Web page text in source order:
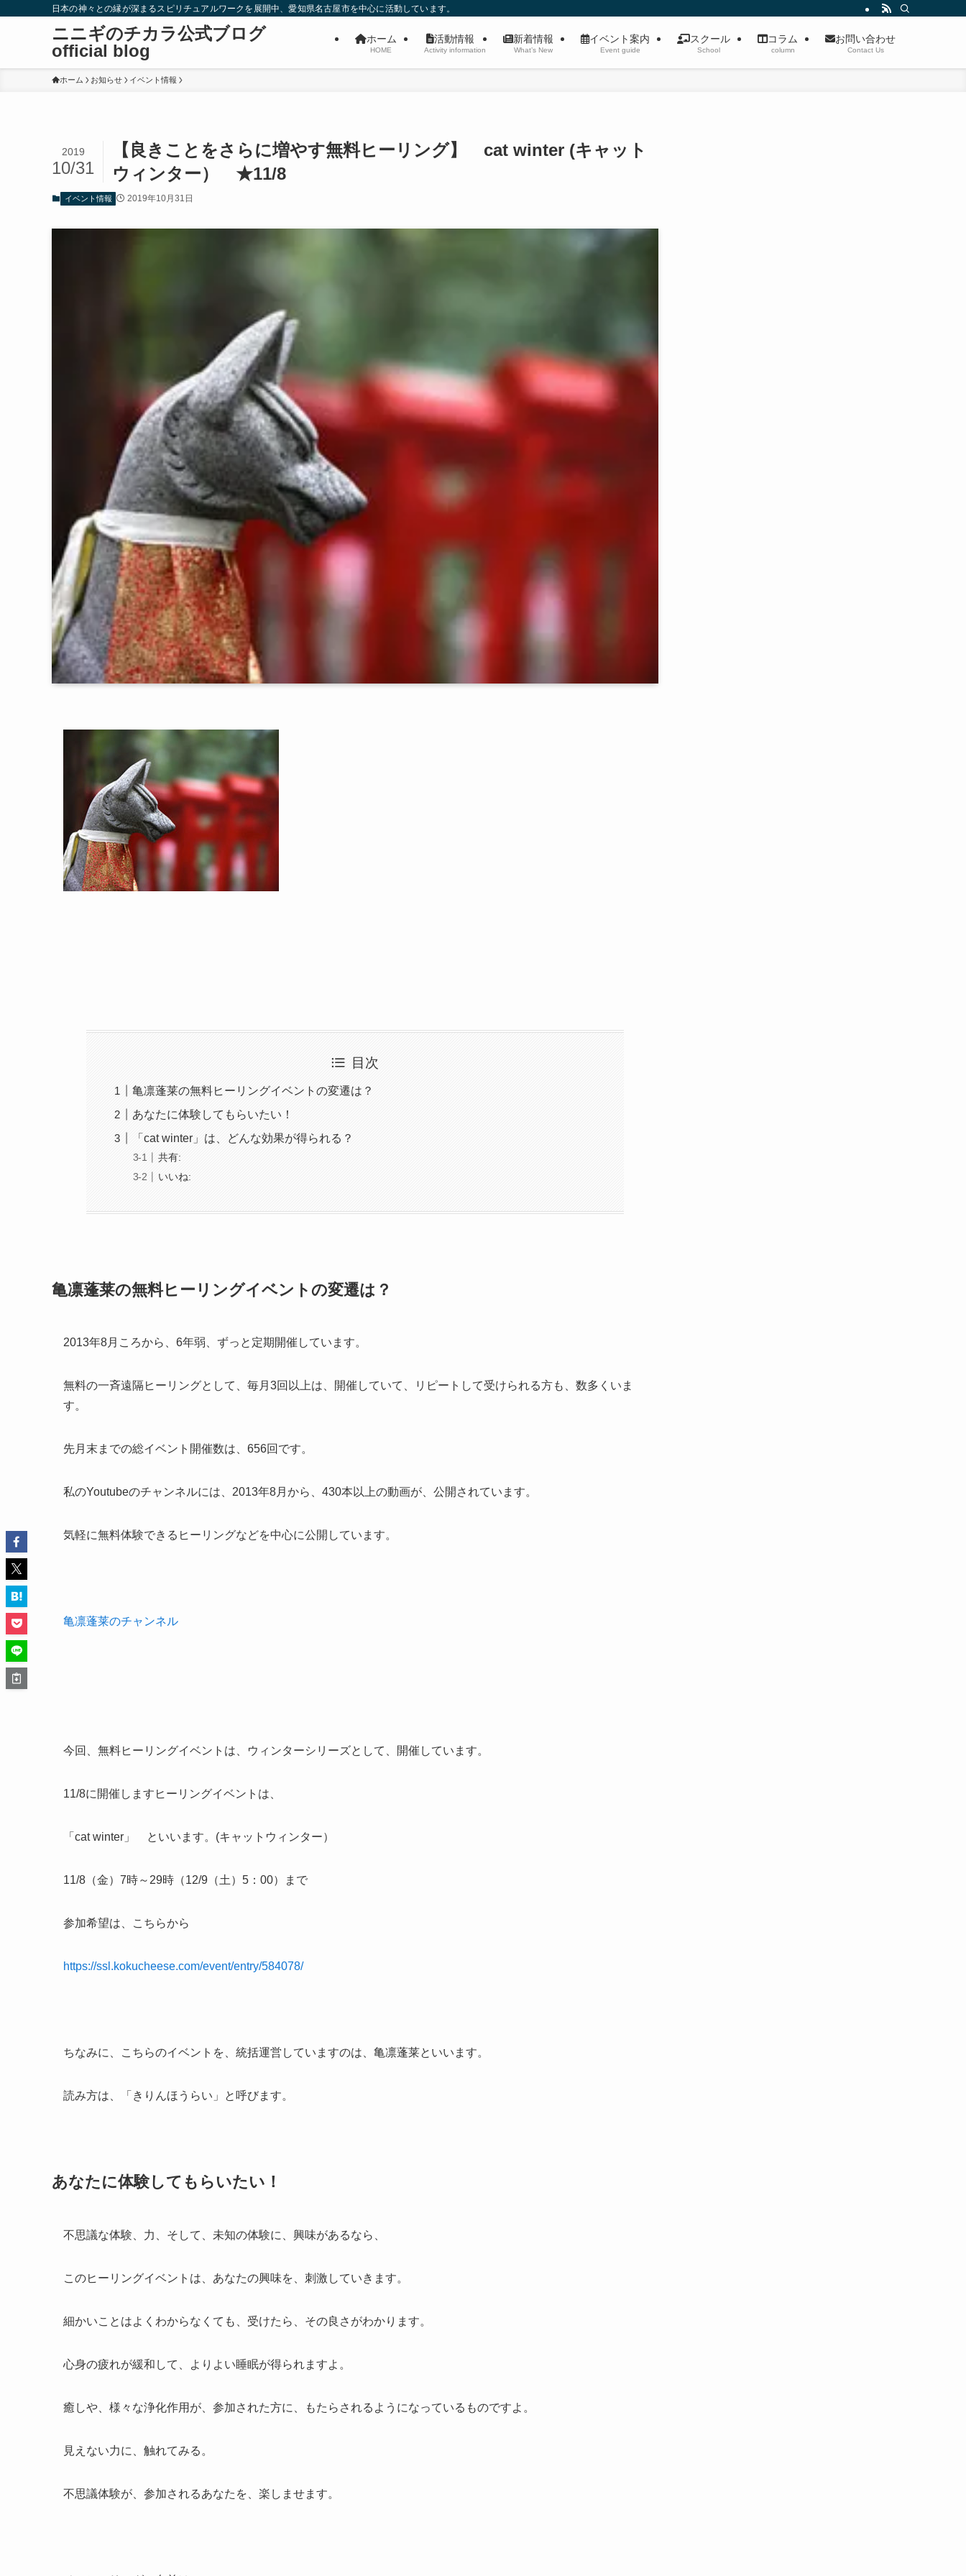
日本の神々との縁が深まるスピリチュアルワークを展開中、愛知県名古屋市を中心に活動しています。
ニニギのチカラ公式ブログ
official blog
ホーム
HOME
活動情報
Activity information
新着情報
What’s New
イベント案内
Event guide
スクール
School
コラム
column
お問い合わせ
Contact Us
ホーム お知らせ イベント情報
【良きことをさらに増やす無料ヒーリング】 cat winter (キャット
ウィンター） ★11/8
2019
10/31
イベント情報 2019年10月31日
目次
亀凛蓬莱の無料ヒーリングイベントの変遷は？
あなたに体験してもらいたい！
「cat winter」は、どんな効果が得られる？
共有:
いいね:
亀凛蓬莱の無料ヒーリングイベントの変遷は？
2013年8月ころから、6年弱、ずっと定期開催しています。
無料の一斉遠隔ヒーリングとして、毎月3回以上は、開催していて、リピートして受けられる方も、数多くいま
す。
先月末までの総イベント開催数は、656回です。
私のYoutubeのチャンネルには、2013年8月から、430本以上の動画が、公開されています。
気軽に無料体験できるヒーリングなどを中心に公開しています。
亀凛蓬莱のチャンネル
今回、無料ヒーリングイベントは、ウィンターシリーズとして、開催しています。
11/8に開催しますヒーリングイベントは、
「cat winter」 といいます。(キャットウィンター）
11/8（金）7時～29時（12/9（土）5：00）まで
参加希望は、こちらから
https://ssl.kokucheese.com/event/entry/584078/
ちなみに、こちらのイベントを、統括運営していますのは、亀凛蓬莱といいます。
読み方は、「きりんほうらい」と呼びます。
あなたに体験してもらいたい！
不思議な体験、力、そして、未知の体験に、興味があるなら、
このヒーリングイベントは、あなたの興味を、刺激していきます。
細かいことはよくわからなくても、受けたら、その良さがわかります。
心身の疲れが緩和して、よりよい睡眠が得られますよ。
癒しや、様々な浄化作用が、参加された方に、もたらされるようになっているものですよ。
見えない力に、触れてみる。
不思議体験が、参加されるあなたを、楽しませます。